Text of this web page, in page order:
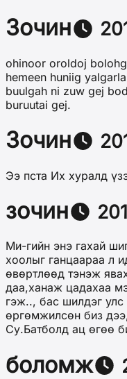
Зочин
ohinoor oroldoj
hemeen huniig
buulgah ni zuw gej
buruutai gej.
Зочин
Ээ пста Их хуралд
зочин
Ми-гийн энэ гахай
хоолыг ганцаараа л
өвөртлөөд тэнэж
даа,ханаж цадахаа
гэж.., бас шилдэг
өргөмжилсөн биз
Су.Батболд ац өгөө
боломж